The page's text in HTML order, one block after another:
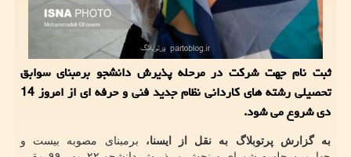
ثبت نام جهت شرکت در مرحله پذیرش دانشجو برمبنای سوابق
تحصیلی رشته های کاردانی نظام جدید فنی و حرفه ای از امروز 14
دی شروع می شود.
به گزارش پرتوبلاگ به نقل از ایسنا، برمبنای مصوبه بیست و